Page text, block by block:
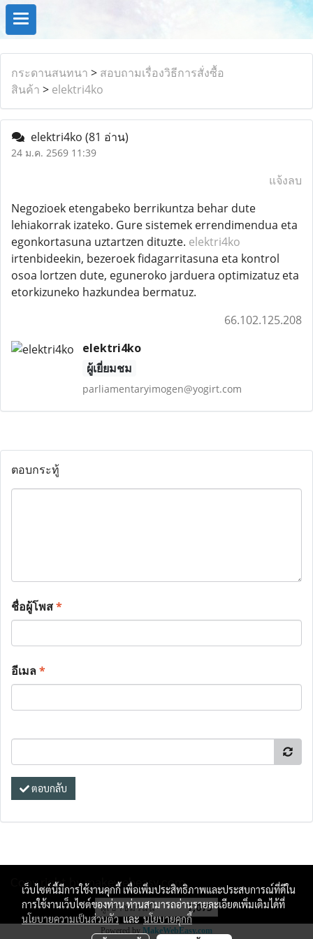
กระดานสนทนา > สอบถามเรื่องวิธีการสั่งซื้อ
สินค้า > elektri4ko
elektri4ko (81 อ่าน)
24 ม.ค. 2569 11:39
แจ้งลบ
Negozioek etengabeko berrikuntza behar dute
lehiakorrak izateko. Gure sistemek errendimendua eta
egonkortasuna uztartzen dituzte. elektri4ko
irtenbideekin, bezeroek fidagarritasuna eta kontrol
osoa lortzen dute, eguneroko jarduera optimizatuz eta
etorkizuneko hazkundea bermatuz.
66.102.125.208
elektri4ko
ผู้เยี่ยมชม
parliamentaryimogen@yogirt.com
ตอบกระทู้
ชื่อผู้โพส*
อีเมล*
ตอบกลับ
Copy right by makewebeasy.com
ผู้เข้าชมวันนี้ 7,075
Powered by MakeWebEasy.com
เว็บไซต์นี้มีการใช้งานคุกกี้ เพื่อเพิ่มประสิทธิภาพและประสบการณ์ที่ดีใน
การใช้งานเว็บไซต์ของท่าน ท่านสามารถอ่านรายละเอียดเพิ่มเติมได้ที่
นโยบายความเป็นส่วนตัวและนโยบายคุกกี้